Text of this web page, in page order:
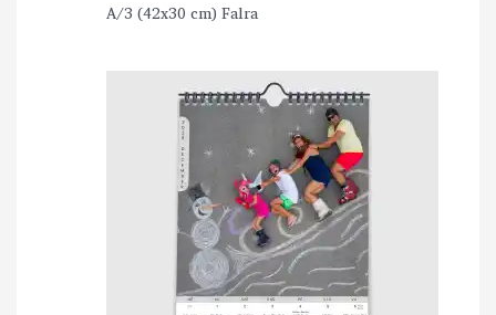
A/3 (42x30 cm) Falra